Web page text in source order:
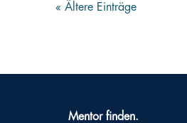
« Ältere Einträge
Mentor finden.